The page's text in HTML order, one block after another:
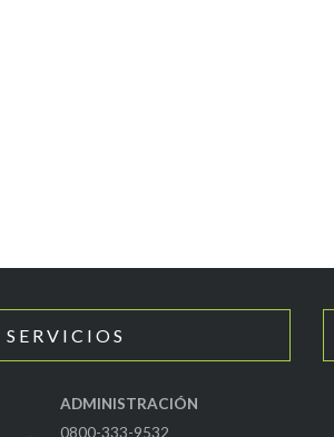
SERVICIOS
ADMINISTRACIÓN
0800-333-9532